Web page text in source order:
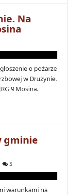
Na
o pożarze
w Drużynie.
9 Mosina.
gminie
5
warunkami na